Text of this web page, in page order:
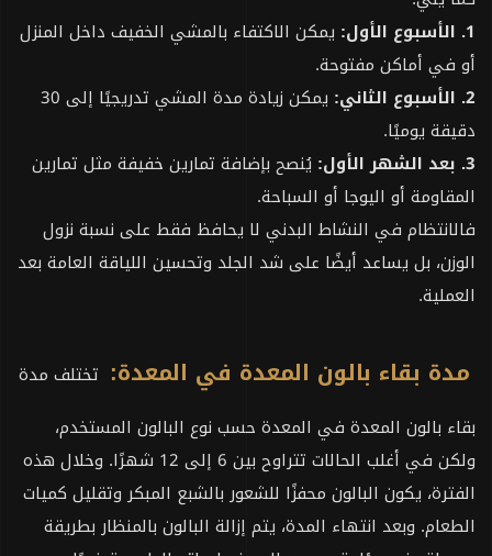
1. الأسبوع الأول:
يمكن الاكتفاء بالمشي الخفيف داخل المنزل
أو في أماكن مفتوحة.
2. الأسبوع الثاني:
يمكن زيادة مدة المشي تدريجيًا إلى 30
دقيقة يوميًا.
3. بعد الشهر الأول:
يُنصح بإضافة تمارين خفيفة مثل تمارين
المقاومة أو اليوجا أو السباحة.
فالانتظام في النشاط البدني لا يحافظ فقط على نسبة نزول
الوزن، بل يساعد أيضًا على شد الجلد وتحسين اللياقة العامة بعد
العملية.
مدة بقاء بالون المعدة في المعدة: تختلف مدة
بقاء بالون المعدة في المعدة حسب نوع البالون المستخدم،
ولكن في أغلب الحالات تتراوح بين 6 إلى 12 شهرًا. وخلال هذه
الفترة، يكون البالون محفزًا للشعور بالشبع المبكر وتقليل كميات
الطعام. وبعد انتهاء المدة، يتم إزالة البالون بالمنظار بطريقة